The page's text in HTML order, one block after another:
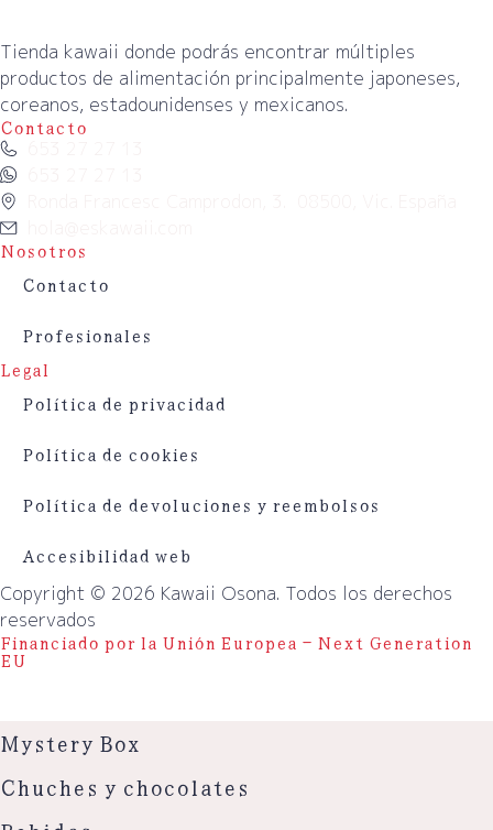
Tienda kawaii donde podrás encontrar múltiples
productos de alimentación principalmente japoneses,
coreanos, estadounidenses y mexicanos.
Contacto
Nosotros
Contacto
Profesionales
Legal
Política de privacidad
Política de cookies
Política de devoluciones y reembolsos
Accesibilidad web
Copyright © 2026 Kawaii Osona. Todos los derechos
reservados
Financiado por la Unión Europea – Next Generation
EU
Mystery Box
Chuches y chocolates